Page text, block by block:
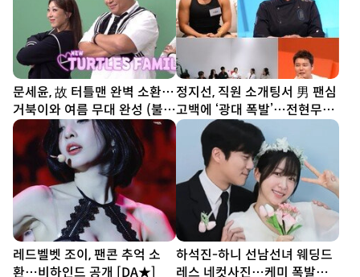
문세윤, 故 터틀맨 완벽 소환…
거북이와 여름 무대 완성 (불후
의 명곡)
정지선, 직원 소개팅서 男 팬심
고백에 ‘광대 폭발’…전현무
“집에 좀 가!” (사당귀)
레드벨벳 조이, 팬콘 추억 소
환…비하인드 공개 [DA★]
하석진-하니 선남선녀 웨딩드
레스 네컷사진…케미 폭발